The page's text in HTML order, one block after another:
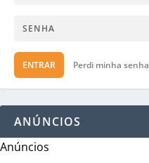
ENTRAR Perdi minha senha
ANÚNCIOS
Anúncios